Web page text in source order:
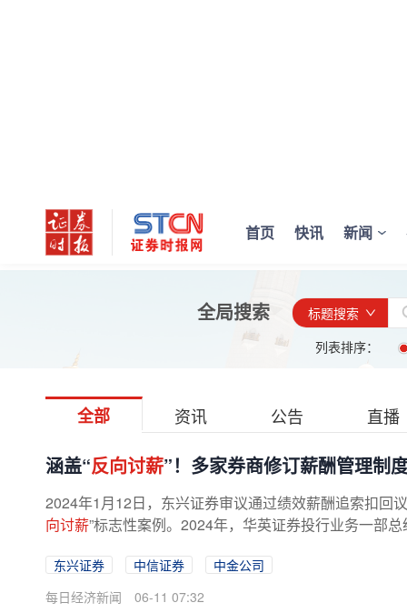
首页 快讯 新闻
全局搜索
标题搜索
列表排序：
全部 资讯 公告 直播
涵盖“反向讨薪”！多家券商修订薪酬管理制
2024年1月12日，东兴证券审议通过绩效薪酬追索扣回
向讨薪”标志性案例。2024年，华英证券投行业务一部
东兴证券 中信证券
中金公司
每日经济新闻
06-11 07:32